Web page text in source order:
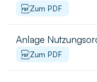
Zum PDF
Anlage
Zum PDF